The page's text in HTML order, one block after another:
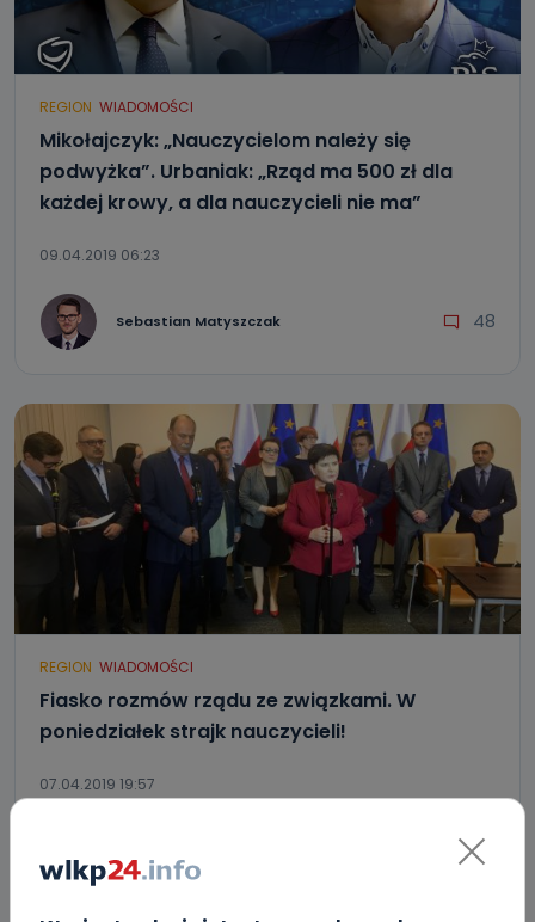
REGION WIADOMOŚCI
Mikołajczyk: „Nauczycielom należy się
podwyżka”. Urbaniak: „Rząd ma 500 zł dla
każdej krowy, a dla nauczycieli nie ma”
09.04.2019 06:23
Sebastian Matyszczak 48
REGION WIADOMOŚCI
Fiasko rozmów rządu ze związkami. W
poniedziałek strajk nauczycieli!
07.04.2019 19:57
29